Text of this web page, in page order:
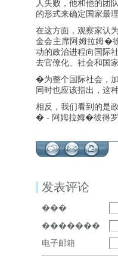
人失败，他和他的团
的形式来确定国家最
在这方面，观察家认
金会主席阿姆拉姆�
动的政治进程向国际
去官僚化、社会和国
�为整个国际社会，
同时也应该指出，这
相反，我们看到的是
� - 阿姆拉姆�彼得
发表评论
���
�������
电子邮箱